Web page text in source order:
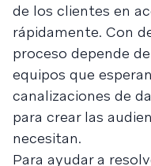
de los clientes en
rápidamente. Con
proceso depende
equipos que
canalizaciones de
para crear las
necesitan.
Para ayudar a